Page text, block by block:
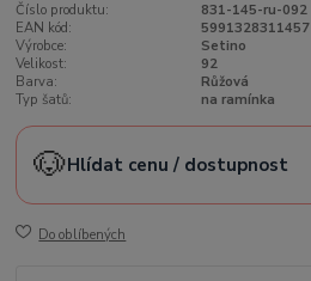
Číslo produktu:
831-145-ru-092
EAN kód:
5991328311457
Výrobce:
Setino
Velikost:
92
Barva:
Růžová
Typ šatů:
na ramínka
🐶Hlídat cenu / dostupnost
Do oblíbených